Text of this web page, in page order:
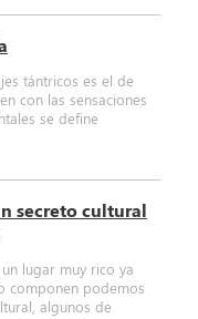
tántricos es el de
con las sensaciones
se define
secreto cultural
lugar muy rico ya
componen podemos
algunos de